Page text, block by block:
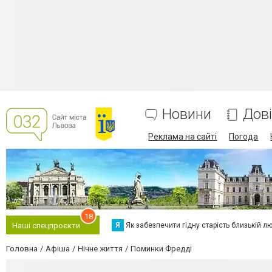
Новини
Реклама на сайті Погода
Наші спецпроєкти
18
Я Як забезпечити гідну старість близькій
Головна Афіша Нічне життя Поминки Фредді